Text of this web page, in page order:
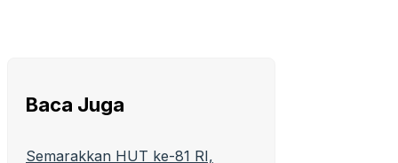
Baca Juga
Semarakkan HUT ke-81 RI,